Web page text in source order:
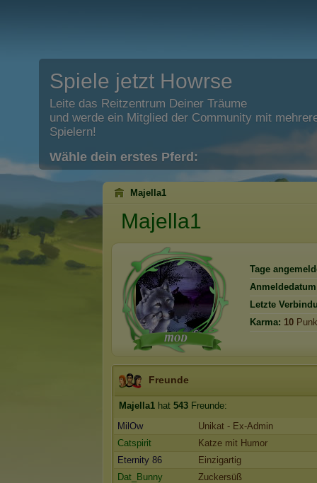
Spiele jetzt Howrse
Leite das Reitzentrum Deiner Träume
und werde ein Mitglied der Community mit
Spielern!
Wähle dein erstes Pferd:
Majella1
Majella1
Tage
Letzte
Karma: 10
Freunde
Majella1 hat 543 Freunde:
MilOw
Unikat - Ex-Admin
Catspirit
Katze mit Humor
Eternity 86
Einzigartig
Dat_Bunny
Zuckersüß